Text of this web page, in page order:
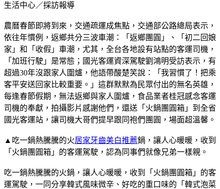
生活中心／採訪報導
農曆春節即將到來，交通疏運成焦點，交通部公路總局表示，
依往年慣例，返鄉共分三波車潮：「返鄉團圓」、「初二回娘
家」和「收假」車潮，尤其，全台各地設有站點的客運司機，
「加班行駛」是常態；國光客運資深駕駛劉鴻明受訪表示，有
超過30年沒跟家人圍爐，他語帶酸楚笑說：「我習慣了！把乘
客平安送回家比較重要。」這群默默為民眾付出的無名英雄，
每逢春節假期，無法返鄉與家人圍爐，食品業者桂冠感念客運
司機的奉獻，拍攝影片感謝他們，還送「火鍋團圓箱」到全省
國光客運站，讓司機大哥們提早跟同袍們團圓，場面超溫馨。
▲吃一鍋熱騰騰的火居家牙齒美白推薦鍋，讓人心暖暖，收到
「火鍋團圓箱」的客運駕駛，認為同事們就像兄弟一樣親。
吃一鍋熱騰騰的火鍋，讓人心暖暖，收到「火鍋團圓箱」的客
運駕駛，一同分享韓式風味微辛、好吃的重口味的「韓式泡菜